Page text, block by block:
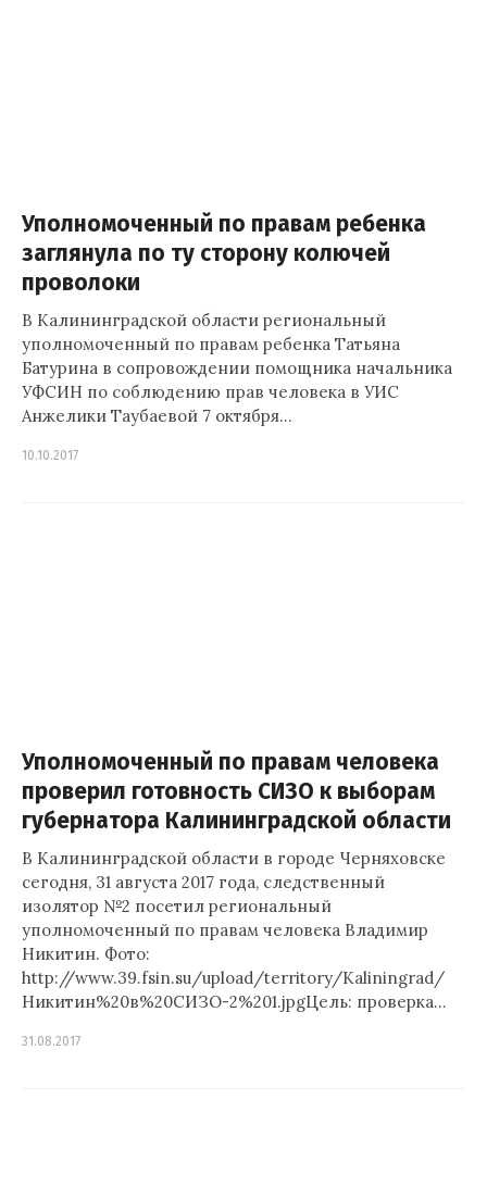
Уполномоченный по правам ребенка
заглянула по ту сторону колючей
проволоки
В Калининградской области региональный
уполномоченный по правам ребенка Татьяна
Батурина в сопровождении помощника начальника
УФСИН по соблюдению прав человека в УИС
Анжелики Таубаевой 7 октября…
10.10.2017
Уполномоченный по правам человека
проверил готовность СИЗО к выборам
губернатора Калининградской области
В Калининградской области в городе Черняховске
сегодня, 31 августа 2017 года, следственный
изолятор №2 посетил региональный
уполномоченный по правам человека Владимир
Никитин. Фото:
http://www.39.fsin.su/upload/territory/Kaliningrad/
Никитин%20в%20СИЗО-2%201.jpgЦель: проверка…
31.08.2017